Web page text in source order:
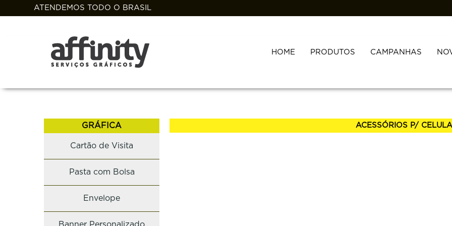
ATENDEMOS TODO O BRASIL
HOME PRODUTOS CAMPANHAS
GRÁFICA
Cartão de Visita
Pasta com Bolsa
Envelope
ACESSÓRIOS P/